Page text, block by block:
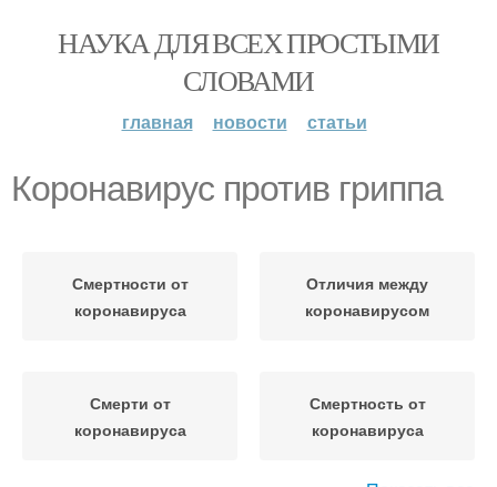
НАУКА ДЛЯ ВСЕХ ПРОСТЫМИ
СЛОВАМИ
главная новости статьи
Коронавирус против гриппа
Смертности от
коронавируса
Отличия между
коронавирусом
Смерти от
коронавируса
Смертность от
коронавируса